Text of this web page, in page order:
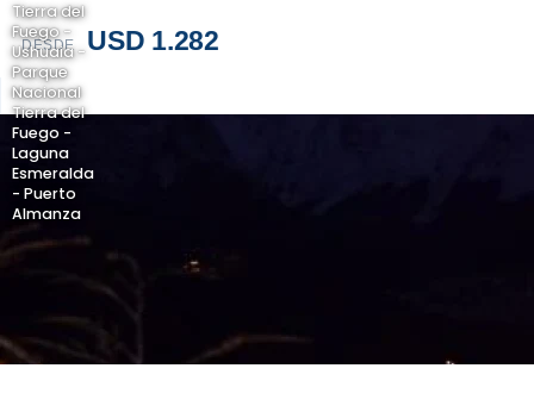
DESDE USD 1.282
Tierra del
Fuego -
Ushuaia -
Parque
Nacional
Tierra del
Fuego -
Laguna
Esmeralda
- Puerto
Almanza